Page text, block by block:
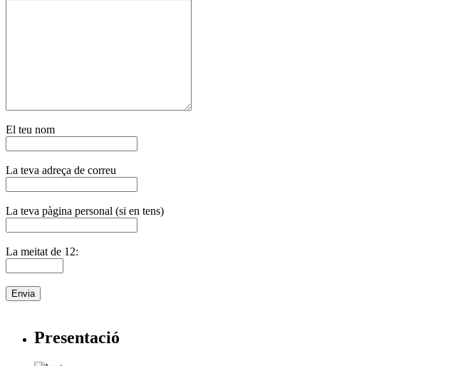
El teu nom
La teva adreça de correu
La teva pàgina personal (si en tens)
La meitat de 12:
Presentació